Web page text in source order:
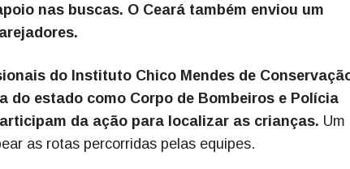
nas buscas. O Ceará também enviou um
do Instituto Chico Mendes de
do estado como Corpo de Bombeiros e Polícia
da ação para localizar as crianças. Um
as rotas percorridas pelas equipes.